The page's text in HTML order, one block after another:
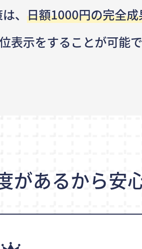
、 日額1000円の完全
表示をすることが可能で
があるから安